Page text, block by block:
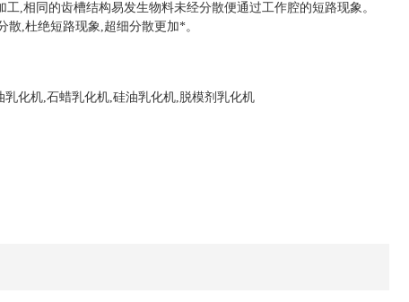
,相同的齿槽结构易发生物料未经分散便通过工作腔的短路现象。
散,杜绝短路现象,超细分散更加*。
乳化机,石蜡乳化机,硅油乳化机,脱模剂乳化机